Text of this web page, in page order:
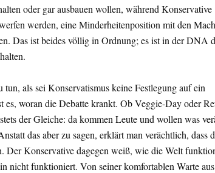
oder gar ausbauen wollen, während Konservative
werden, eine Minderheitenposition mit den
Das ist beides völlig in Ordnung; es ist in der DNA
tun, als sei Konservatismus keine Festlegung auf ein
es, woran die Debatte krankt. Ob Veggie-Day oder
der Gleiche: da kommen Leute und wollen was
das aber zu sagen, erklärt man verächtlich, dass
Der Konservative dagegen weiß, wie die Welt
nicht funktioniert. Von seiner komfortablen Warte